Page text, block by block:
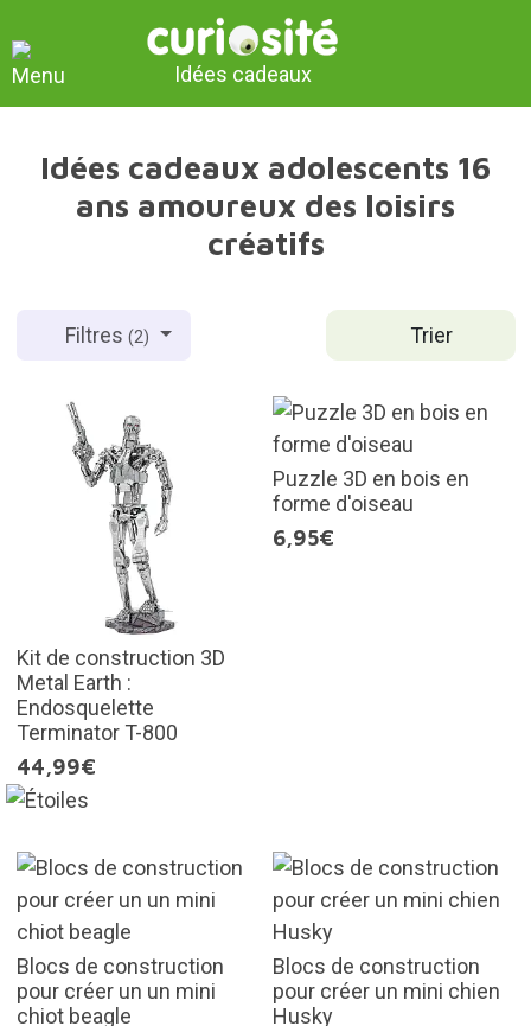
Idées cadeaux
Idées cadeaux adolescents 16
ans amoureux des loisirs
créatifs
Trier
Filtres(2)
Kit de construction 3D
Metal Earth :
Endosquelette
Terminator T-800
44,99€
Puzzle 3D en bois en
forme d'oiseau
6,95€
Blocs de construction
pour créer un un mini
chiot beagle
Blocs de construction
pour créer un mini chien
Husky